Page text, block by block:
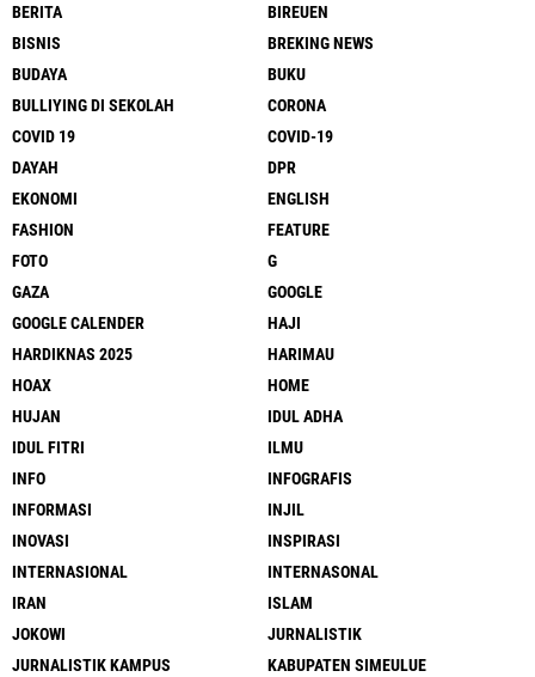
BERITA
BIREUEN
BISNIS
BREKING NEWS
BUDAYA
BUKU
BULLIYING DI SEKOLAH
CORONA
COVID 19
COVID-19
DAYAH
DPR
EKONOMI
ENGLISH
FASHION
FEATURE
FOTO
G
GAZA
GOOGLE
GOOGLE CALENDER
HAJI
HARDIKNAS 2025
HARIMAU
HOAX
HOME
HUJAN
IDUL ADHA
IDUL FITRI
ILMU
INFO
INFOGRAFIS
INFORMASI
INJIL
INOVASI
INSPIRASI
INTERNASIONAL
INTERNASONAL
IRAN
ISLAM
JOKOWI
JURNALISTIK
JURNALISTIK KAMPUS
KABUPATEN SIMEULUE